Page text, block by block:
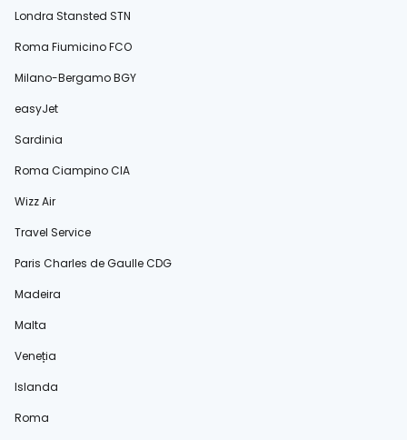
Londra Stansted STN
Roma Fiumicino FCO
Milano-Bergamo BGY
easyJet
Sardinia
Roma Ciampino CIA
Wizz Air
Travel Service
Paris Charles de Gaulle CDG
Madeira
Malta
Veneția
Islanda
Roma